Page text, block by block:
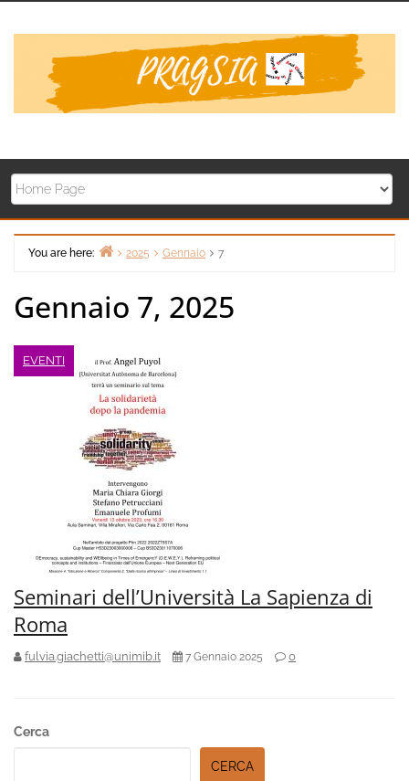
You are here:
2025 Gennaio 7
Gennaio 7, 2025
EVENTI
Seminari dell’Università La Sapienza di
Roma
fulvia.giachetti@unimib.it 7 Gennaio 2025 0
Secondary
Cerca
CERCA